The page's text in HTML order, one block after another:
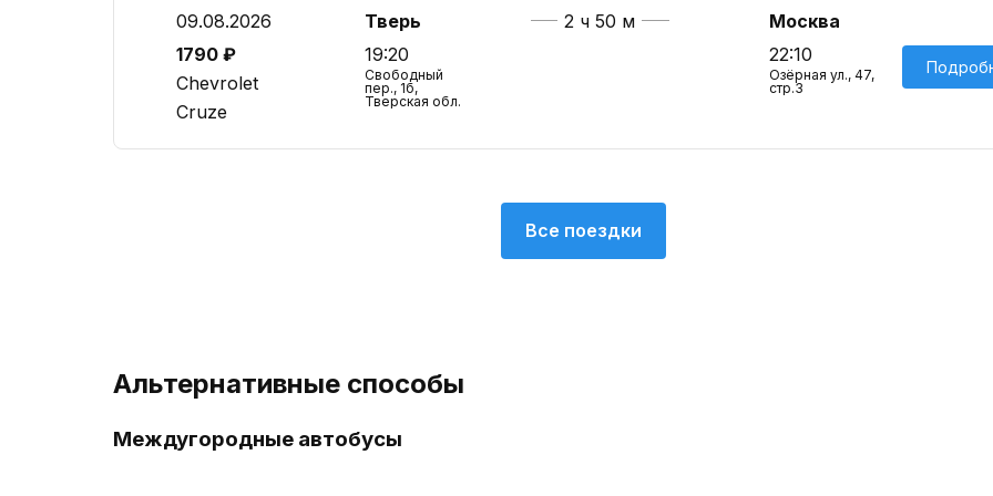
09.08.2026
1790 ₽
Chevrolet
Cruze
Тверь
19:20
Свободный
пер., 1б,
Тверская обл.
2 ч 50 м
Москва
22:10
Озёрная ул., 47,
стр.3
Все поездки
Альтернативные способы
Междугородные автобусы